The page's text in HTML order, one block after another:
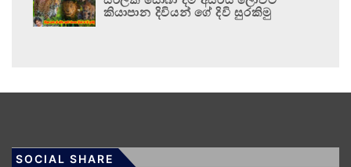
කියාපාන දිවියන් ගේ දිවි සුරකිමු
SOCIAL SHARE